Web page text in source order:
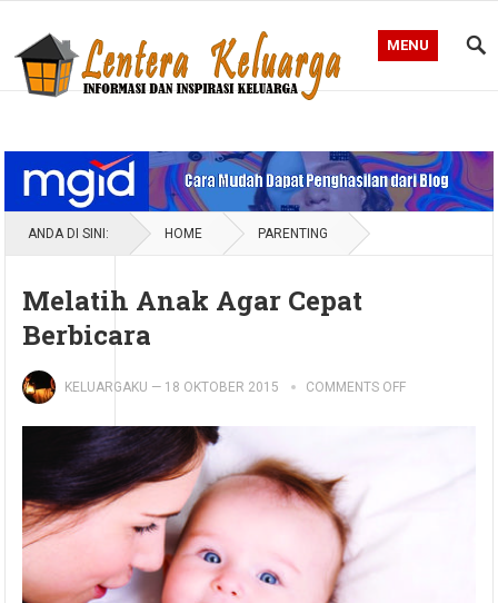
MENU
ANDA DI SINI: HOME PARENTING
Melatih Anak Agar Cepat
Berbicara
KELUARGAKU — 18 OKTOBER 2015 COMMENTS OFF